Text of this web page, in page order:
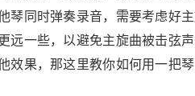
琴同时弹奏录音，需要考虑好
远一些，以避免主旋曲被击弦
效果，那这里教你如何用一把